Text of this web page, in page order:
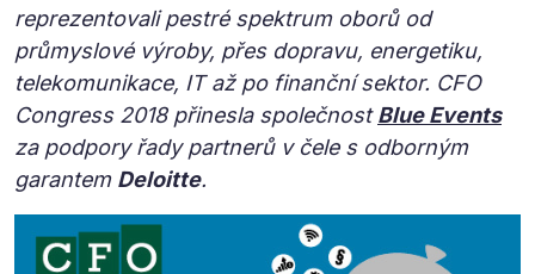
reprezentovali pestré spektrum oborů od
průmyslové výroby, přes dopravu, energetiku,
telekomunikace, IT až po finanční sektor. CFO
Congress 2018 přinesla společnostBlue Events
za podpory řady partnerů v čele s odborným
garantem Deloitte.